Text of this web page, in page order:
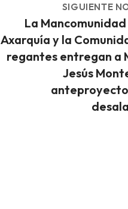
SIGUIENTE
La
Axarquía y la
regantes entregan a
Jesús